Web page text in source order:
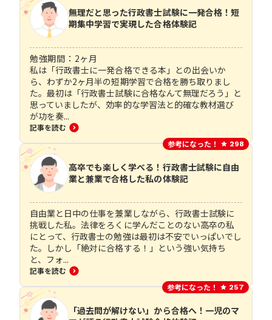
無理だと思った行政書士試験に一発合格！短
期集中学習で実現した合格体験記
勉強期間： 2ヶ月
私は「行政書士に一発合格できる本」との出会いか
ら、わずか2ヶ月半の短期学習で合格を勝ち取りまし
た。最初は「行政書士試験に合格なんて無理だろう」と
思っていましたが、効率的な学習法と的確な教材選び
が功を奏...
記事を読む
参考になった！ 298
高卒でも楽しく学べる！行政書士試験に自由
業と兼業で合格した私の体験記
自由業と日中の仕事を兼業しながら、行政書士試験に
挑戦した私。法律をろくに学んだことのない高卒の私
にとって、行政書士の勉強は最初は不安でいっぱいでし
た。しかし「絶対に合格する！」という強い気持ち
と、フォ...
記事を読む
参考になった！ 257
「過去問が解けない」から合格へ！一児のマ